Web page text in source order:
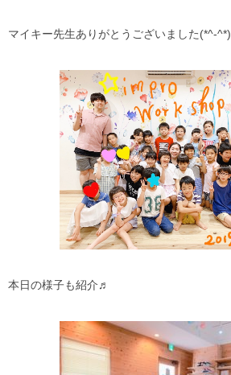
マイキー先生ありがとうございました(*^-^*)
本日の様子も紹介♬